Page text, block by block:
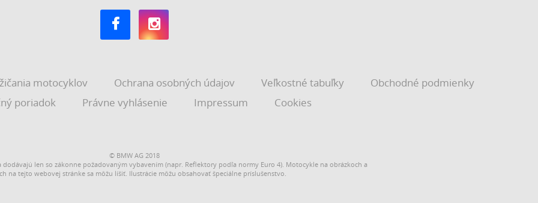
motocyklov Ochrana osobných údajov Veľkostné tabuľky
Obchodné podmienky
poriadok
Právne vyhlásenie Impressum Cookies
© BMW AG 2018
dodávajú len so zákonne požadovaným vybavením (napr. Reflektory podľa normy Euro 4). Motocykle na obrázkoch a
na tejto webovej stránke sa môžu líšiť. Ilustrácie môžu obsahovať špeciálne príslušenstvo.